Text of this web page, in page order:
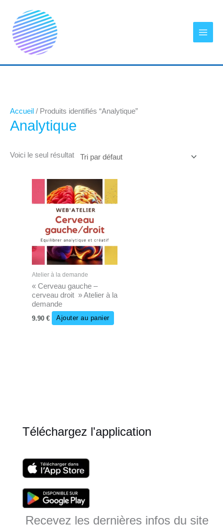
contenu
Accueil / Produits identifiés “Analytique”
Analytique
Voici le seul résultat
Atelier à la demande
« Cerveau gauche –
cerveau droit » Atelier à la
demande
9.90 € Ajouter au panier
Téléchargez l'application
Recevez les dernières infos du site